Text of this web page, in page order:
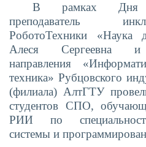
В рамках Дня
преподаватель
РоботоТехники
Алеся Сергеевна и
направления
техника» Рубцовского
(филиала) АлтГТУ
студентов СПО,
РИИ по
системы и